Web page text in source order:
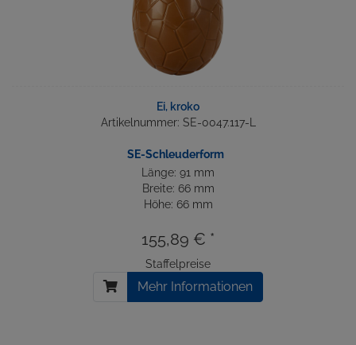
Ei, kroko
Artikelnummer: SE-0047.117-L
SE-Schleuderform
Länge: 91 mm
Breite: 66 mm
Höhe: 66 mm
155,89 € *
Staffelpreise
Mehr Informationen